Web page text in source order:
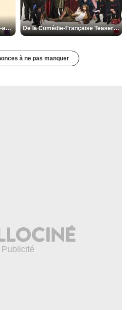
Les Matins merveilleux Bande-annonce VF De la Comédie-Française Teaser VF
à ne pas manquer